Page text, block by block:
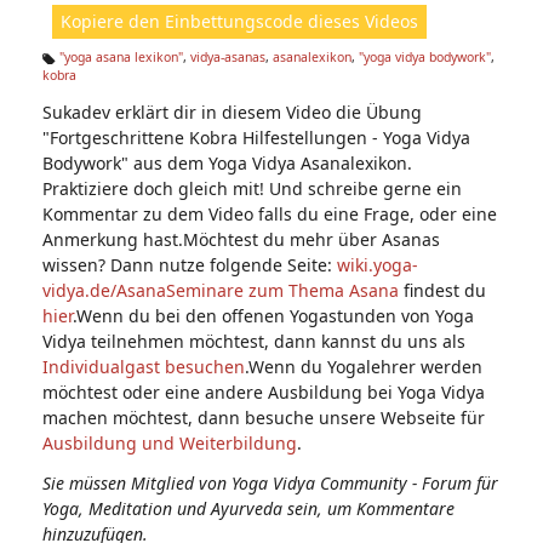
n:
Kopiere den Einbettungscode dieses Videos
Ta
s:
"yoga asana lexikon", vidya-asanas, asanalexikon, "yoga vidya bodywork",
kobra
Sukadev erklärt dir in diesem Video die Übung
"Fortgeschrittene Kobra Hilfestellungen - Yoga Vidya
Bodywork" aus dem Yoga Vidya Asanalexikon.
Praktiziere doch gleich mit! Und schreibe gerne ein
Kommentar zu dem Video falls du eine Frage, oder eine
Anmerkung hast.Möchtest du mehr über Asanas
wissen? Dann nutze folgende Seite: wiki.yoga-
vidya.de/AsanaSeminare zum Thema Asana findest du
hier.Wenn du bei den offenen Yogastunden von Yoga
Vidya teilnehmen möchtest, dann kannst du uns als
Individualgast besuchen.Wenn du Yogalehrer werden
möchtest oder eine andere Ausbildung bei Yoga Vidya
machen möchtest, dann besuche unsere Webseite für
Ausbildung und Weiterbildung.
Sie müssen Mitglied von Yoga Vidya Community - Forum für
Yoga, Meditation und Ayurveda sein, um Kommentare
hinzuzufügen.